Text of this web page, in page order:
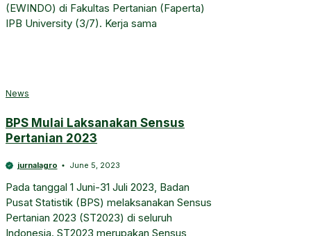
(EWINDO) di Fakultas Pertanian (Faperta)
IPB University (3/7). Kerja sama
News
BPS Mulai Laksanakan Sensus
Pertanian 2023
jurnalagro June 5, 2023
Pada tanggal 1 Juni-31 Juli 2023, Badan
Pusat Statistik (BPS) melaksanakan Sensus
Pertanian 2023 (ST2023) di seluruh
Indonesia. ST2023 merupakan Sensus